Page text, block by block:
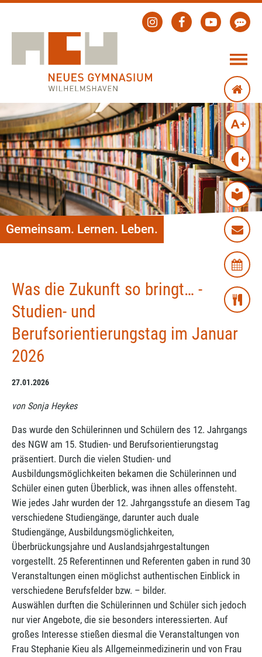
Gemeinsam. Lernen. Leben.
Was die Zukunft so bringt… -
Studien- und
Berufsorientierungstag im Januar
2026
27.01.2026
von Sonja Heykes
Das wurde den Schülerinnen und Schülern des 12. Jahrgangs
des NGW am 15. Studien- und Berufsorientierungstag
präsentiert. Durch die vielen Studien- und
Ausbildungsmöglichkeiten bekamen die Schülerinnen und
Schüler einen guten Überblick, was ihnen alles offensteht.
Wie jedes Jahr wurden der 12. Jahrgangsstufe an diesem Tag
verschiedene Studiengänge, darunter auch duale
Studiengänge, Ausbildungsmöglichkeiten,
Überbrückungsjahre und Auslandsjahrgestaltungen
vorgestellt. 25 Referentinnen und Referenten gaben in rund 30
Veranstaltungen einen möglichst authentischen Einblick in
verschiedene Berufsfelder bzw. – bilder.
Auswählen durften die Schülerinnen und Schüler sich jedoch
nur vier Angebote, die sie besonders interessierten. Auf
großes Interesse stießen diesmal die Veranstaltungen von
Frau Stephanie Kieu als Allgemeinmedizinerin und von Frau